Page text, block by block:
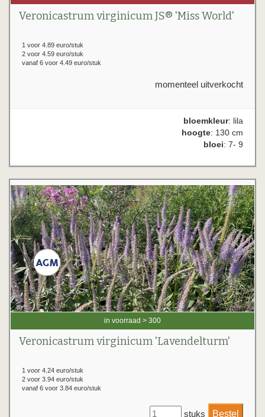
Veronicastrum virginicum JS® 'Miss World'
1 voor 4.89 euro/stuk
2 voor 4.59 euro/stuk
vanaf 6 voor 4.49 euro/stuk
momenteel uitverkocht
bloemkleur: lila
hoogte: 130 cm
bloei: 7- 9
in voorraad > 300
Veronicastrum virginicum 'Lavendelturm'
1 voor 4.24 euro/stuk
2 voor 3.94 euro/stuk
vanaf 6 voor 3.84 euro/stuk
stuks